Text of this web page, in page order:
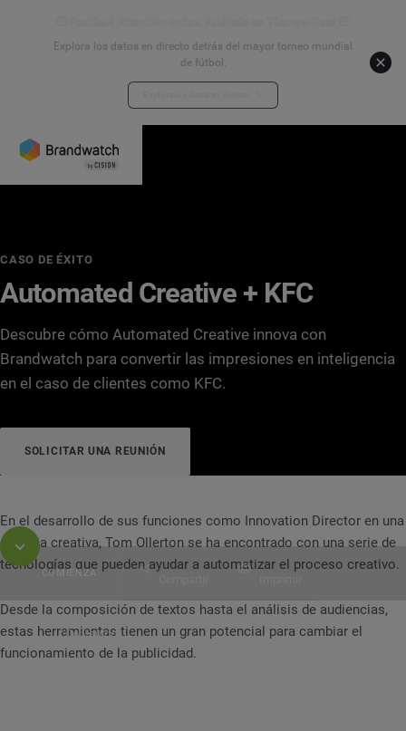
Explora los datos en directo detrás del mayor torneo mundial
de fútbol.
CASO DE ÉXITO
Automated Creative + KFC
Descubre cómo Automated Creative innova con
Brandwatch para convertir las impresiones en inteligencia
en el caso de clientes como KFC.
SOLICITAR UNA REUNIÓN
CASO DE ÉXITO
COMIENZA
Contenido
En el desarrollo de sus funciones como Innovation Director en una
agencia creativa, Tom Ollerton se ha encontrado con una serie de
tecnologías que pueden ayudar a automatizar el proceso creativo.
Desde la composición de textos hasta el análisis de audiencias,
estas herramientas tienen un gran potencial para cambiar el
funcionamiento de la publicidad.